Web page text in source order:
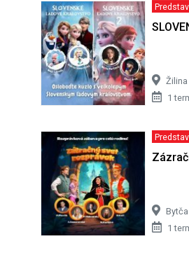
Žilina
1
Bytča
1